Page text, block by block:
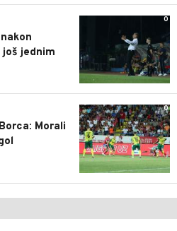
0
jednim
0
Morali